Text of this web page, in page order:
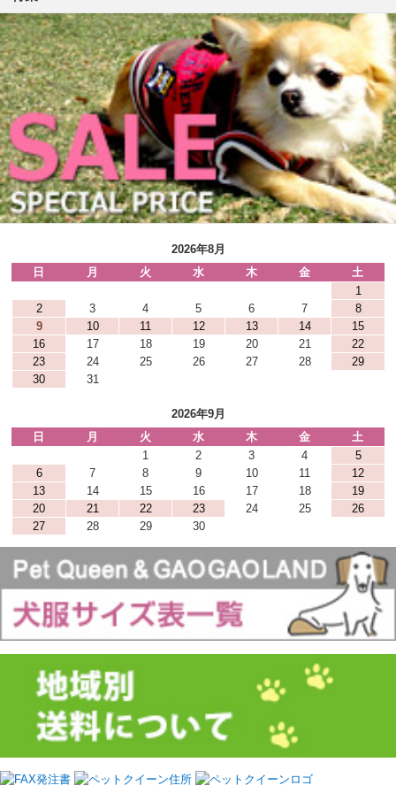
2026年8月
日
月 火 水 木 金
土
1
2
3 4 5 6 7
8
9
10 11 12 13 14
15
16
17 18 19 20 21
22
23
24 25 26 27 28
29
30
31
2026年9月
日
月 火 水 木 金
土
1
2 3 4
5
6
7 8 9 10 11
12
13
14 15 16 17 18
19
20
21 22 23 24 25
26
27
28 29 30